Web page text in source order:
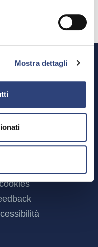
Mostra dettagli